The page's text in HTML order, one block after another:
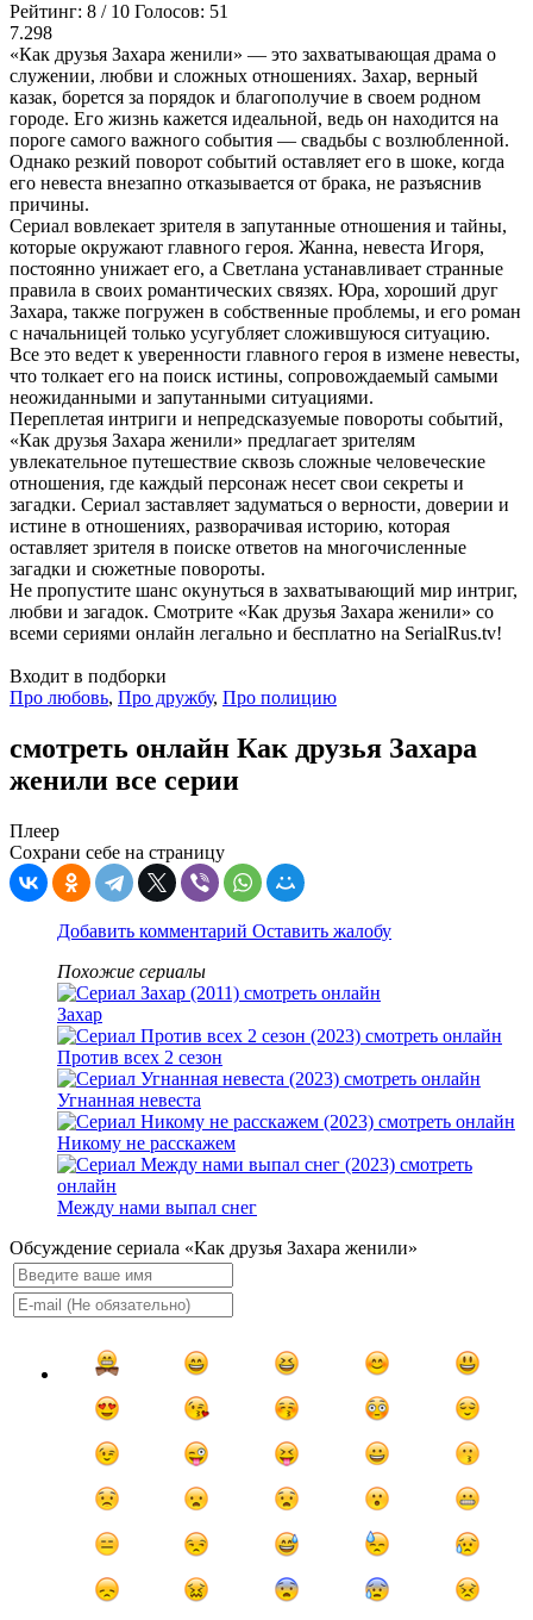
Рейтинг: 8 / 10 Голосов: 51
7.298
«Как друзья Захара женили» — это захватывающая драма о
служении, любви и сложных отношениях. Захар, верный
казак, борется за порядок и благополучие в своем родном
городе. Его жизнь кажется идеальной, ведь он находится на
пороге самого важного события — свадьбы с возлюбленной.
Однако резкий поворот событий оставляет его в шоке, когда
его невеста внезапно отказывается от брака, не разъяснив
причины.
Сериал вовлекает зрителя в запутанные отношения и тайны,
которые окружают главного героя. Жанна, невеста Игоря,
постоянно унижает его, а Светлана устанавливает странные
правила в своих романтических связях. Юра, хороший друг
Захара, также погружен в собственные проблемы, и его роман
с начальницей только усугубляет сложившуюся ситуацию.
Все это ведет к уверенности главного героя в измене невесты,
что толкает его на поиск истины, сопровождаемый самыми
неожиданными и запутанными ситуациями.
Переплетая интриги и непредсказуемые повороты событий,
«Как друзья Захара женили» предлагает зрителям
увлекательное путешествие сквозь сложные человеческие
отношения, где каждый персонаж несет свои секреты и
загадки. Сериал заставляет задуматься о верности, доверии и
истине в отношениях, разворачивая историю, которая
оставляет зрителя в поиске ответов на многочисленные
загадки и сюжетные повороты.
Не пропустите шанс окунуться в захватывающий мир интриг,
любви и загадок. Смотрите «Как друзья Захара женили» со
всеми сериями онлайн легально и бесплатно на SerialRus.tv!
Входит в подборки
Про любовь, Про дружбу, Про полицию
смотреть онлайн Как друзья Захара
женили все серии
Плеер
Сохрани себе на страницу
Добавить комментарий Оставить жалобу
Похожие сериалы
Захар
Против всех 2 сезон
Угнанная невеста
Никому не расскажем
Между нами выпал снег
Обсуждение сериала «Как друзья Захара женили»